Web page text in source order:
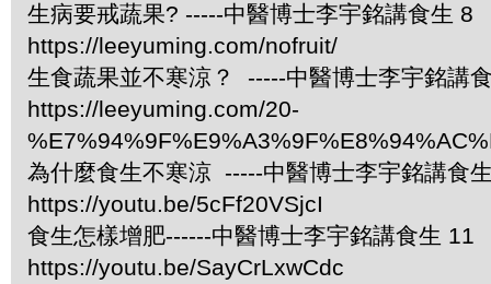
生病要戒蔬果? -----中醫博士李宇銘講食生 8
https://leeyuming.com/nofruit/
生食蔬果並不寒涼？ -----中醫博士李宇銘講
https://leeyuming.com/20-
為什麼食生不寒涼 -----中醫博士李宇銘講食
https://youtu.be/5cFf20VSjcI
食生怎樣增肥------中醫博士李宇銘講食生 11
https://youtu.be/SayCrLxwCdc